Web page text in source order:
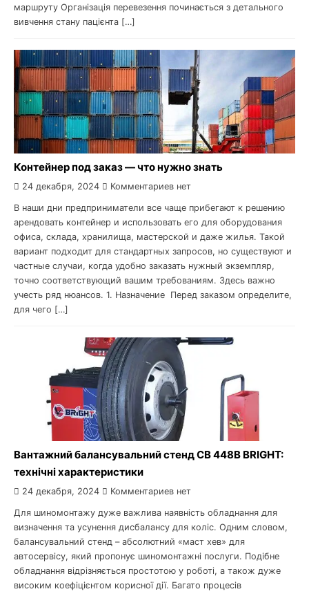
маршруту Організація перевезення починається з детального
вивчення стану пацієнта […]
Контейнер под заказ — что нужно знать
24 декабря, 2024 Комментариев нет
В наши дни предприниматели все чаще прибегают к решению
арендовать контейнер и использовать его для оборудования
офиса, склада, хранилища, мастерской и даже жилья. Такой
вариант подходит для стандартных запросов, но существуют и
частные случаи, когда удобно заказать нужный экземпляр,
точно соответствующий вашим требованиям. Здесь важно
учесть ряд нюансов. 1. Назначение Перед заказом определите,
для чего […]
Вантажний балансувальний стенд CB 448B BRIGHT:
технічні характеристики
24 декабря, 2024 Комментариев нет
Для шиномонтажу дуже важлива наявність обладнання для
визначення та усунення дисбалансу для коліс. Одним словом,
балансувальний стенд – абсолютний «маст хев» для
автосервісу, який пропонує шиномонтажні послуги. Подібне
обладнання відрізняється простотою у роботі, а також дуже
високим коефіцієнтом корисної дії. Багато процесів